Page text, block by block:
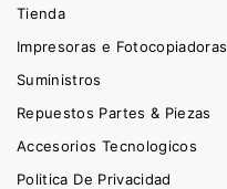
Tienda
Impresoras e Fotocopiadoras
Suministros
Repuestos Partes & Piezas
Accesorios Tecnologicos
Politica De Privacidad